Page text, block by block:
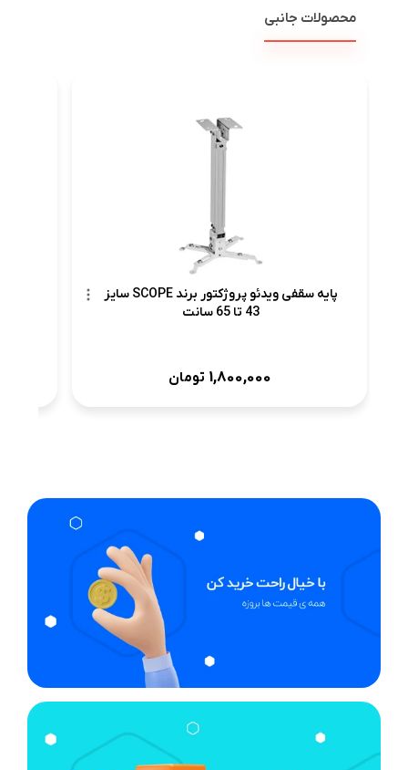
محصولات جانبی
پایه سقفی ویدئو پروژکتور برند SCOPE سایز
43 تا 65 سانت
1,800,000 تومان